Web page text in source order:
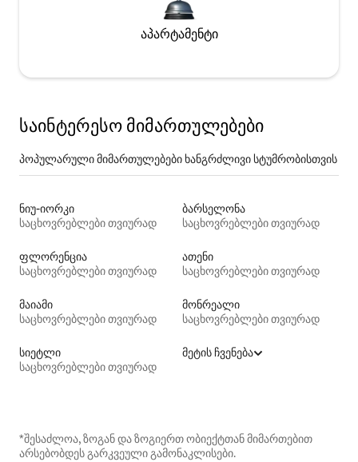
აპარტამენტი
საინტერესო მიმართულებები
პოპულარული მიმართულებები ხანგრძლივი სტუმრობისთვის
ნიუ-იორკი
საცხოვრებლები თვიურად
ბარსელონა
საცხოვრებლები თვიურად
ფლორენცია
საცხოვრებლები თვიურად
ათენი
საცხოვრებლები თვიურად
მაიამი
საცხოვრებლები თვიურად
მონრეალი
საცხოვრებლები თვიურად
სიეტლი
საცხოვრებლები თვიურად
მეტის ჩვენება
*შესაძლოა, ზოგან და ზოგიერთ ობიექტთან მიმართებით
არსებობდეს გარკვეული გამონაკლისები.